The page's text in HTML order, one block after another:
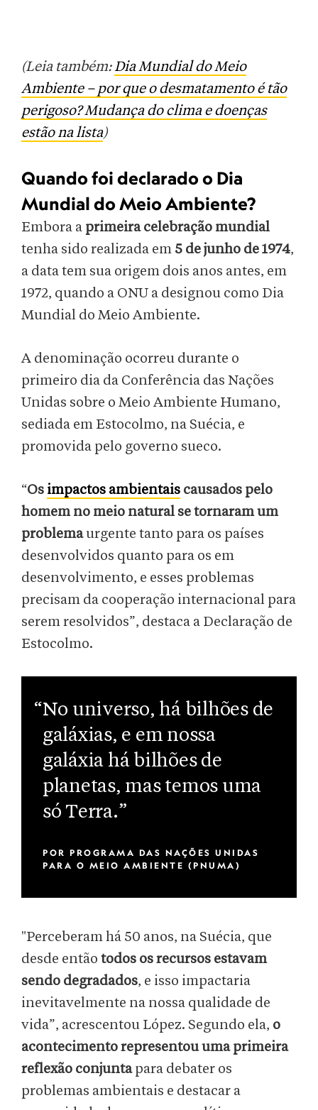
(Leia também:Dia Mundial do Meio
Ambiente – por que o desmatamento é tão
perigoso? Mudança do clima e doenças
estão na lista)
Quando foi declarado o Dia
Mundial do Meio Ambiente?
Embora a primeira celebração mundial
tenha sido realizada em 5 de junho de 1974,
a data tem sua origem dois anos antes, em
1972, quando a ONU a designou como Dia
Mundial do Meio Ambiente.
A denominação ocorreu durante o
primeiro dia da Conferência das Nações
Unidas sobre o Meio Ambiente Humano,
sediada em Estocolmo, na Suécia, e
promovida pelo governo sueco.
“Os impactos ambientais causados pelo
homem no meio natural se tornaram um
problemaurgente tanto para os países
desenvolvidos quanto para os em
desenvolvimento, e esses problemas
precisam da cooperação internacional para
serem resolvidos”, destaca a Declaração de
Estocolmo.
“No universo, há bilhões de
galáxias, e em nossa
galáxia há bilhões de
planetas, mas temos uma
só Terra.”
POR PROGRAMA DAS NAÇÕES UNIDAS
PARA O MEIO AMBIENTE (PNUMA)
"Perceberam há 50 anos, na Suécia, que
desde então todos os recursos estavam
sendo degradados, e isso impactaria
inevitavelmente na nossa qualidade de
vida”, acrescentou López. Segundo ela, o
acontecimento representou uma primeira
reflexão conjuntapara debater os
problemas ambientais e destacar a